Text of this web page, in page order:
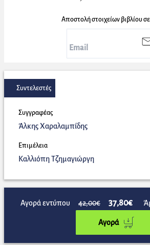
Συντελεστές
Συγγραφέας
Άλκης Χαραλαμπίδης
Επιμέλεια
Καλλιόπη Τζημαγιώργη
Αγορά εντύπου 42,00€ 37,80€
Αγορά
Αποστολή στοιχείων βιβλίου